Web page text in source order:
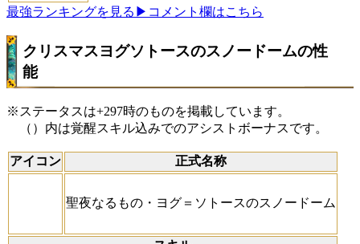
最強ランキングを見る ▶コメント欄はこちら
クリスマスヨグソトースのスノードームの性
能
※ステータスは+297時のものを掲載しています。
（）内は覚醒スキル込みでのアシストボーナスです。
アイコン 正式名称
聖夜なるもの・ヨグ＝ソトースのスノードーム